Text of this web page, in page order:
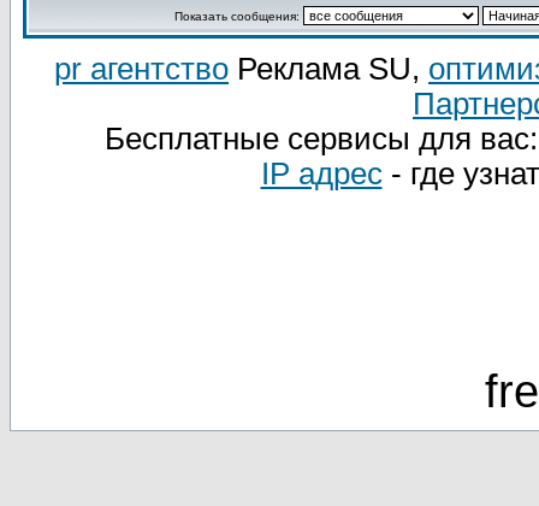
Показать сообщения:
pr агентство Реклама SU,
Бесплатные сервисы для
IP адрес- где